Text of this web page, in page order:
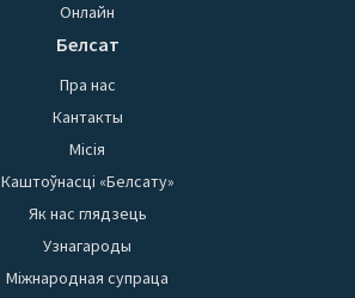
Онлайн
Белсат
Пра нас
Кантакты
Місія
Каштоўнасці «Белсату»
Як нас глядзець
Узнагароды
Міжнародная супраца